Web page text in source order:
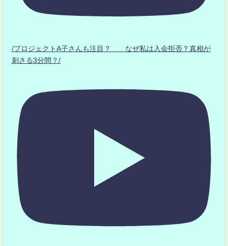
/プロジェクトA子さんも注目？ なぜ私は入会拒否？真相が
刺さる3分間？/